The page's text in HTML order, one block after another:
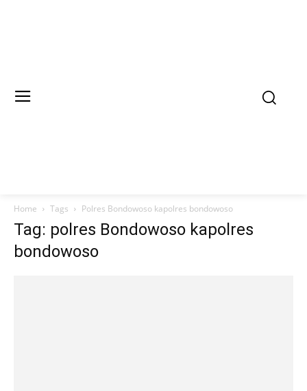
Home Tags Polres Bondowoso kapolres bondowoso
Tag: polres Bondowoso kapolres
bondowoso